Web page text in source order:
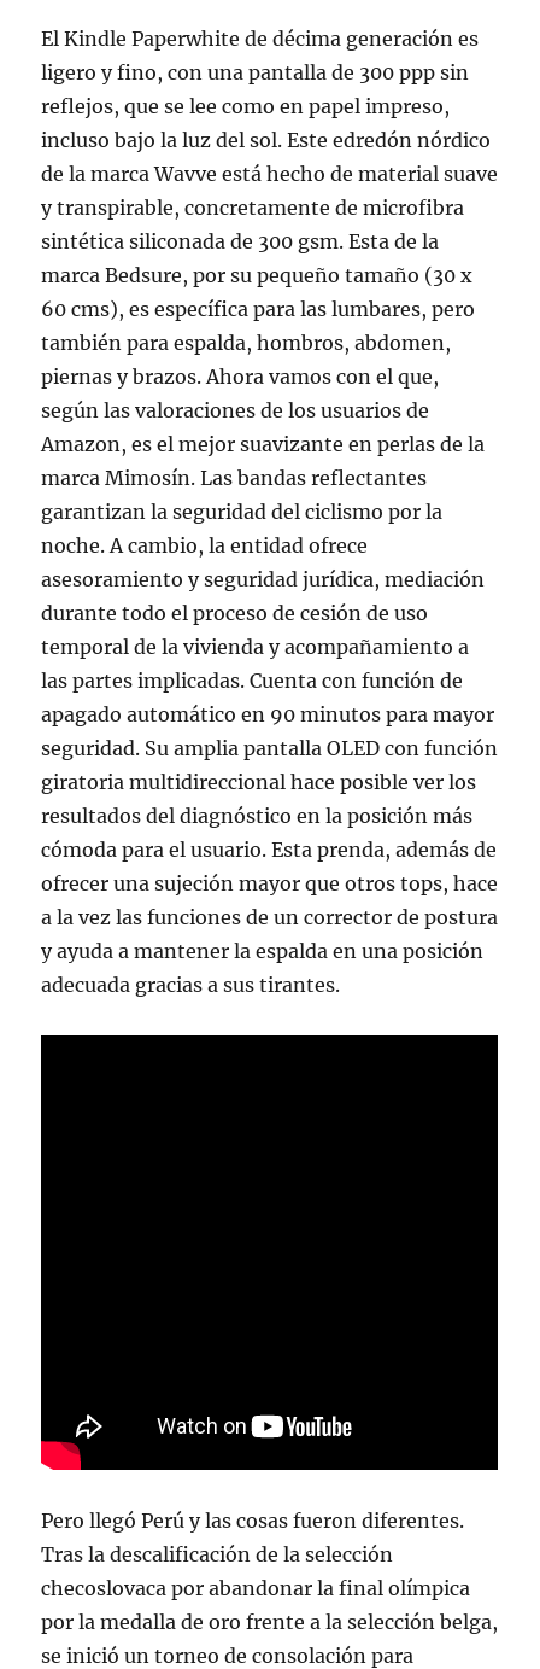
El Kindle Paperwhite de décima generación es
ligero y fino, con una pantalla de 300 ppp sin
reflejos, que se lee como en papel impreso,
incluso bajo la luz del sol. Este edredón nórdico
de la marca Wavve está hecho de material suave
y transpirable, concretamente de microfibra
sintética siliconada de 300 gsm. Esta de la
marca Bedsure, por su pequeño tamaño (30 x
60 cms), es específica para las lumbares, pero
también para espalda, hombros, abdomen,
piernas y brazos. Ahora vamos con el que,
según las valoraciones de los usuarios de
Amazon, es el mejor suavizante en perlas de la
marca Mimosín. Las bandas reflectantes
garantizan la seguridad del ciclismo por la
noche. A cambio, la entidad ofrece
asesoramiento y seguridad jurídica, mediación
durante todo el proceso de cesión de uso
temporal de la vivienda y acompañamiento a
las partes implicadas. Cuenta con función de
apagado automático en 90 minutos para mayor
seguridad. Su amplia pantalla OLED con función
giratoria multidireccional hace posible ver los
resultados del diagnóstico en la posición más
cómoda para el usuario. Esta prenda, además de
ofrecer una sujeción mayor que otros tops, hace
a la vez las funciones de un corrector de postura
y ayuda a mantener la espalda en una posición
adecuada gracias a sus tirantes.
Pero llegó Perú y las cosas fueron diferentes.
Tras la descalificación de la selección
checoslovaca por abandonar la final olímpica
por la medalla de oro frente a la selección belga,
se inició un torneo de consolación para